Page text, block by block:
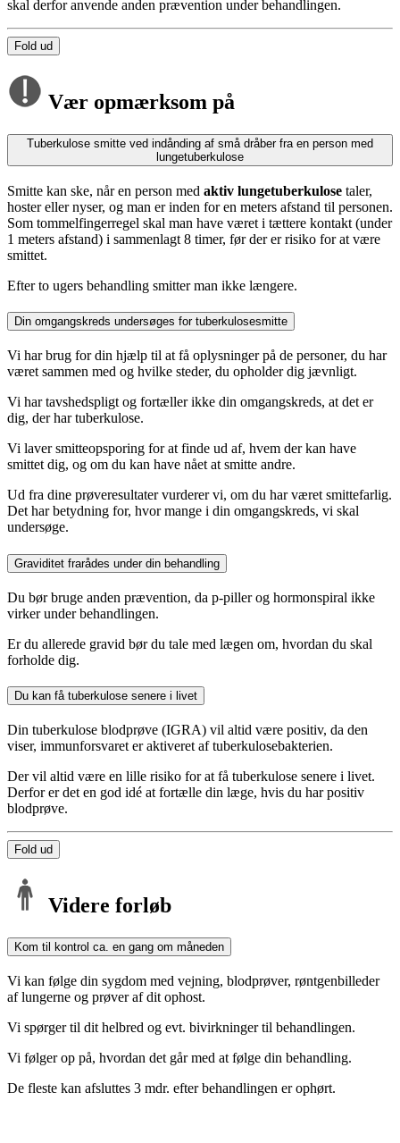
skal derfor anvende anden prævention under behandlingen.
Fold ud
Vær opmærksom på
Tuberkulose smitte ved indånding af små dråber fra en person med
lungetuberkulose
Smitte kan ske, når en person med aktiv lungetuberkulose taler,
hoster eller nyser, og man er inden for en meters afstand til personen.
Som tommelfingerregel skal man have været i tættere kontakt (under
1 meters afstand) i sammenlagt 8 timer, før der er risiko for at være
smittet.
Efter to ugers behandling smitter man ikke længere.
Din omgangskreds undersøges for tuberkulosesmitte
Vi har brug for din hjælp til at få oplysninger på de personer, du har
været sammen med og hvilke steder, du opholder dig jævnligt.
Vi har tavshedspligt og fortæller ikke din omgangskreds, at det er
dig, der har tuberkulose.
Vi laver smitteopsporing for at finde ud af, hvem der kan have
smittet dig, og om du kan have nået at smitte andre.
Ud fra dine prøveresultater vurderer vi, om du har været smittefarlig.
Det har betydning for, hvor mange i din omgangskreds, vi skal
undersøge.
Graviditet frarådes under din behandling
Du bør bruge anden prævention, da p-piller og hormonspiral ikke
virker under behandlingen.
Er du allerede gravid bør du tale med lægen om, hvordan du skal
forholde dig.
Du kan få tuberkulose senere i livet
Din tuberkulose blodprøve (IGRA) vil altid være positiv, da den
viser, immunforsvaret er aktiveret af tuberkulosebakterien.
Der vil altid være en lille risiko for at få tuberkulose senere i livet.
Derfor er det en god idé at fortælle din læge, hvis du har positiv
blodprøve.
Fold ud
Videre forløb
Kom til kontrol ca. en gang om måneden
Vi kan følge din sygdom med vejning, blodprøver, røntgenbilleder
af lungerne og prøver af dit ophost.
Vi spørger til dit helbred og evt. bivirkninger til behandlingen.
Vi følger op på, hvordan det går med at følge din behandling.
De fleste kan afsluttes 3 mdr. efter behandlingen er ophørt.